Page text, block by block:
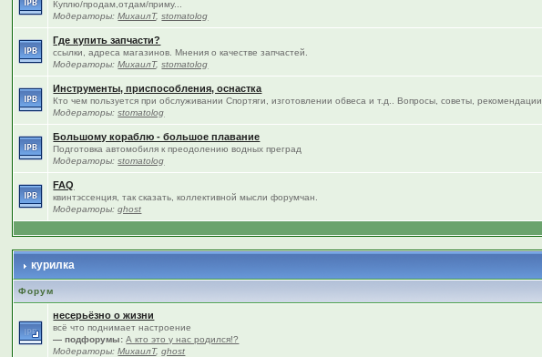
Куплю/продам,отдам/приму...
Модераторы:МихаилТ,stomatolog
Где купить запчасти?
ссылки, адреса магазинов. Мнения о качестве запчастей.
Модераторы:МихаилТ,stomatolog
Инструменты, приспособления, оснастка
Кто чем пользуется при обслуживании Спортяги, изготовлении обвеса и т.д.. Вопросы, советы, рекомендации.
Модераторы:stomatolog
Большому кораблю - большое плавание
Подготовка автомобиля к преодолению водных преград
Модераторы:stomatolog
FAQ
квинтэссенция, так сказать, коллективной мысли форумчан.
Модераторы:ghost
курилка
Форум
несерьёзно о жизни
всё что поднимает настроение
— подфорумы: А кто это у нас родился!?
Модераторы:МихаилТ,ghost